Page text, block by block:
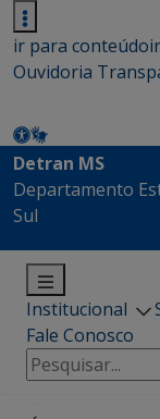
ir para conteúdo
Ouvidoria
Detran MS
Departamento
Sul
Institucional
Fale Conosco
Pesquisar
por: